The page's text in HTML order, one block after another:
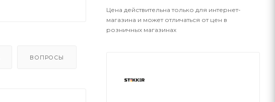
ВОПРОСЫ
Цена действительна только для интернет-
магазина и может отличаться от цен в
розничных магазинах